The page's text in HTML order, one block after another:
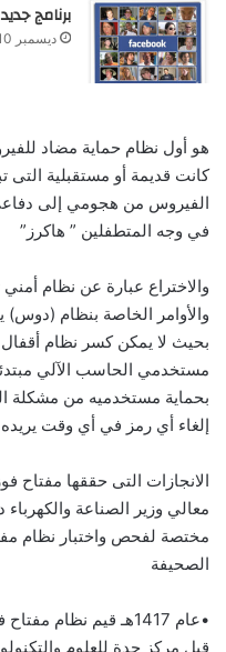
برنامج
ديسمبر 10, 2025
هو أول نظام حماية مضاد
كانت قديمة أو مستقبلية التى
الفيروس من هجومي إلى
في وجه المتطفلين ” هاكرز”
والاختراع عبارة عن نظام
والأوامر الخاصة بنظام (دوس)
بحيث لا يمكن كسر نظام
مستخدمي الحاسب الآلي
بحماية مستخدميه من مشكلة
إلغاء أي رمز في أي وقت
معالي وزير الصناعة
مختصة لفحص واختبار نظام
الصحيفة
•عام 1417هـ قيم
قبل مركز جدة للعلوم